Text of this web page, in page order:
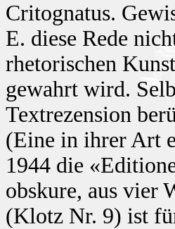
Critognatus.
E. diese Rede
rhetorischen
gewahrt wird.
Textrezension
(Eine in ihrer Art
1944 die
obskure, aus vier
(Klotz Nr. 9) ist